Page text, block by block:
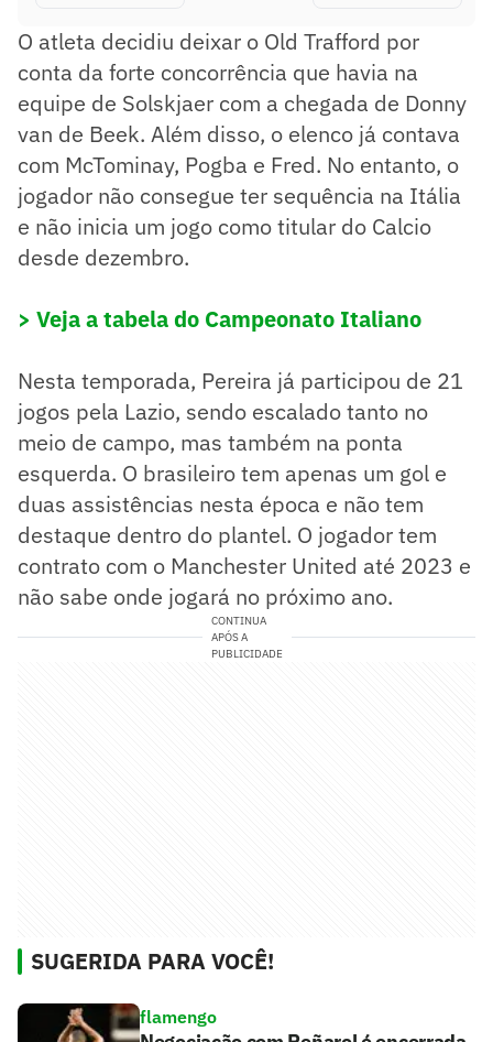
O atleta decidiu deixar o Old Trafford por
conta da forte concorrência que havia na
equipe de Solskjaer com a chegada de Donny
van de Beek. Além disso, o elenco já contava
com McTominay, Pogba e Fred. No entanto, o
jogador não consegue ter sequência na Itália
e não inicia um jogo como titular do Calcio
desde dezembro.
> Veja a tabela do Campeonato Italiano
Nesta temporada, Pereira já participou de 21
jogos pela Lazio, sendo escalado tanto no
meio de campo, mas também na ponta
esquerda. O brasileiro tem apenas um gol e
duas assistências nesta época e não tem
destaque dentro do plantel. O jogador tem
contrato com o Manchester United até 2023 e
não sabe onde jogará no próximo ano.
CONTINUA
APÓS A
PUBLICIDADE
SUGERIDA PARA VOCÊ!
flamengo